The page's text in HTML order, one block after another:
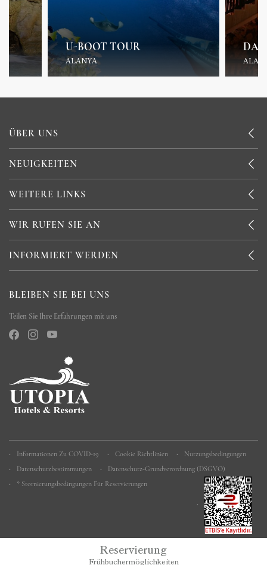
U-BOOT TOUR
ALANYA
ÜBER UNS
NEUIGKEITEN
WEITERE LINKS
WIR RUFEN SIE AN
INFORMIERT WERDEN
BLEIBEN SIE BEI UNS
Teilen Sie Ihre Erfahrungen mit uns
Informationen Zu COVID-19 Cookie Richtlinien
Nutzungsbedingungen
Datenschutzbestimmungen
Datenschutz-Grundverordnung (DSGVO)
* Stornierungsbedingungen Für Reservierungen
Reservierung
Frühbuchermöglichkeiten